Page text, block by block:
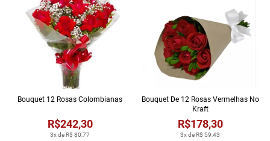
3x de R$ 80,77
R$242,30
Bouquet 12 Rosas Colombianas
3x de R$ 59,43
R$178,30
Bouquet De 12 Rosas Vermelhas No
Kraft